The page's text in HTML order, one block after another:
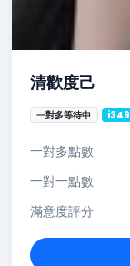
清歡度己
一對多等待中 i349
一對多點數
一對一點數
滿意度評分